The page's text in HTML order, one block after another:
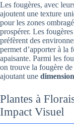
Les fougères, avec
ajoutent une texture
pour les zones
prospérer. Les
préfèrent des
permet d’apporter à la
apaisante. Parmi les
on trouve la fougère
ajoutant une
Plantes à
Impact Visuel